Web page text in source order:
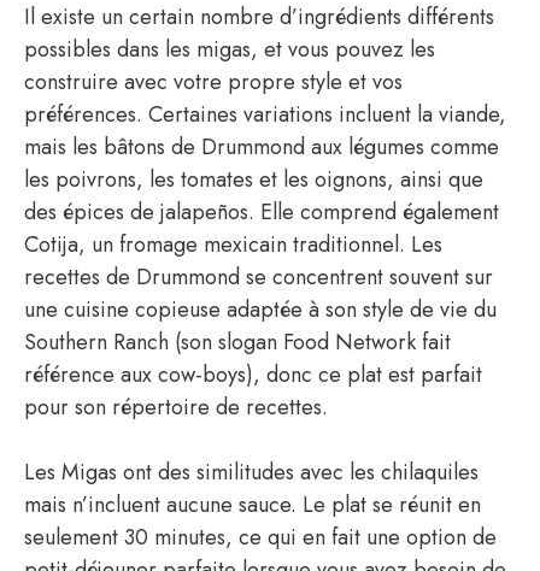
Il existe un certain nombre d’ingrédients différents
possibles dans les migas, et vous pouvez les
construire avec votre propre style et vos
préférences. Certaines variations incluent la viande,
mais les bâtons de Drummond aux légumes comme
les poivrons, les tomates et les oignons, ainsi que
des épices de jalapeños. Elle comprend également
Cotija, un fromage mexicain traditionnel. Les
recettes de Drummond se concentrent souvent sur
une cuisine copieuse adaptée à son style de vie du
Southern Ranch (son slogan Food Network fait
référence aux cow-boys), donc ce plat est parfait
pour son répertoire de recettes.
Les Migas ont des similitudes avec les chilaquiles
mais n’incluent aucune sauce. Le plat se réunit en
seulement 30 minutes, ce qui en fait une option de